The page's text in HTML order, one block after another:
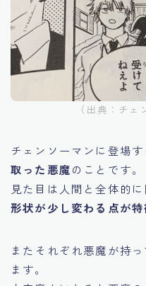
（出典：チェ
チェンソーマンに登場す
取った悪魔のことです。
見た目は人間と全体的
形状が少し変わる点が特
またそれぞれ悪魔が持
ます。